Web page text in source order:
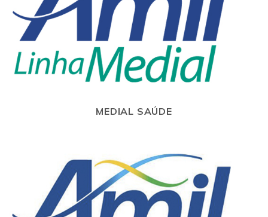
MEDIAL SAÚDE